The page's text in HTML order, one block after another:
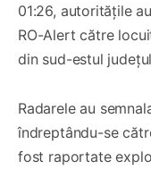
01:26, autoritățile
RO-Alert către
din sud-estul
Radarele au
îndreptându-se
fost raportate